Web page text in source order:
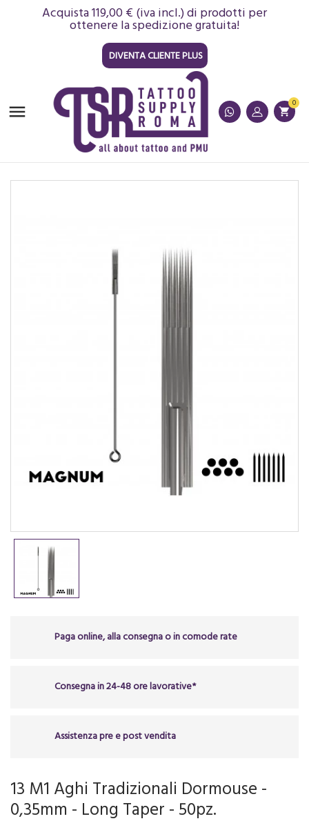
Acquista 119,00 € (iva incl.) di prodotti per
ottenere la spedizione gratuita!
DIVENTA CLIENTE PLUS
 shopping_cart
0
Paga online, alla consegna o in comode rate
Consegna in 24-48 ore lavorative*
Assistenza pre e post vendita
13 M1 Aghi Tradizionali Dormouse -
0,35mm - Long Taper - 50pz.